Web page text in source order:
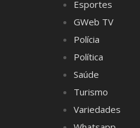
Esportes
GWeb TV
Polícia
Política
Saúde
Turismo
Variedades